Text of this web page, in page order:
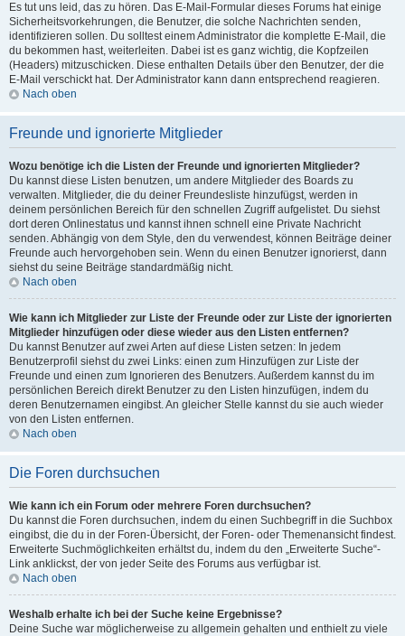
Es tut uns leid, das zu hören. Das E-Mail-Formular dieses Forums hat einige
Sicherheitsvorkehrungen, die Benutzer, die solche Nachrichten senden,
identifizieren sollen. Du solltest einem Administrator die komplette E-Mail, die
du bekommen hast, weiterleiten. Dabei ist es ganz wichtig, die Kopfzeilen
(Headers) mitzuschicken. Diese enthalten Details über den Benutzer, der die
E-Mail verschickt hat. Der Administrator kann dann entsprechend reagieren.
Nach oben
Freunde und ignorierte Mitglieder
Wozu benötige ich die Listen der Freunde und ignorierten Mitglieder?
Du kannst diese Listen benutzen, um andere Mitglieder des Boards zu
verwalten. Mitglieder, die du deiner Freundesliste hinzufügst, werden in
deinem persönlichen Bereich für den schnellen Zugriff aufgelistet. Du siehst
dort deren Onlinestatus und kannst ihnen schnell eine Private Nachricht
senden. Abhängig von dem Style, den du verwendest, können Beiträge deiner
Freunde auch hervorgehoben sein. Wenn du einen Benutzer ignorierst, dann
siehst du seine Beiträge standardmäßig nicht.
Nach oben
Wie kann ich Mitglieder zur Liste der Freunde oder zur Liste der ignorierten
Mitglieder hinzufügen oder diese wieder aus den Listen entfernen?
Du kannst Benutzer auf zwei Arten auf diese Listen setzen: In jedem
Benutzerprofil siehst du zwei Links: einen zum Hinzufügen zur Liste der
Freunde und einen zum Ignorieren des Benutzers. Außerdem kannst du im
persönlichen Bereich direkt Benutzer zu den Listen hinzufügen, indem du
deren Benutzernamen eingibst. An gleicher Stelle kannst du sie auch wieder
von den Listen entfernen.
Nach oben
Die Foren durchsuchen
Wie kann ich ein Forum oder mehrere Foren durchsuchen?
Du kannst die Foren durchsuchen, indem du einen Suchbegriff in die Suchbox
eingibst, die du in der Foren-Übersicht, der Foren- oder Themenansicht findest.
Erweiterte Suchmöglichkeiten erhältst du, indem du den „Erweiterte Suche“-
Link anklickst, der von jeder Seite des Forums aus verfügbar ist.
Nach oben
Weshalb erhalte ich bei der Suche keine Ergebnisse?
Deine Suche war möglicherweise zu allgemein gehalten und enthielt zu viele